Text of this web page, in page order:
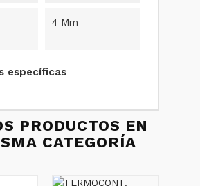
4 Mm
específicas
PRODUCTOS EN
CATEGORÍA